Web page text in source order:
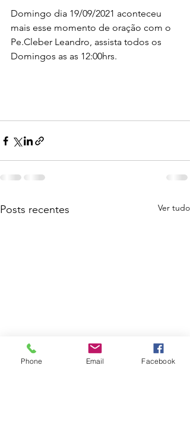
Domingo dia 19/09/2021 aconteceu
mais esse momento de oração com o
Pe.Cleber Leandro, assista todos os
Domingos as as 12:00hrs.
Posts recentes Ver tudo
Phone Email Facebook